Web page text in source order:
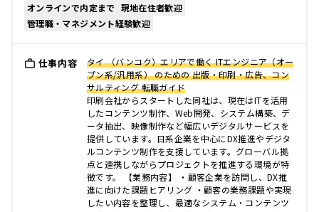
オンラインで内定まで 現地在住者歓迎
管理職・マネジメント経験歓迎
仕事内容
タイ （バンコク）エリアで働く ITエンジニア（オー
プン系/汎用系） のための 出版・印刷・広告、コン
サルティング 転職ガイド
印刷会社からスタートした同社は、現在はITを活用
したコンテンツ制作、Web開発、システム構築、デ
ータ抽出、映像制作など幅広いデジタルサービスを
提供しています。日系企業を中心にDX推進やデジタ
ルコンテンツ制作を支援しています。グローバル拠
点と連携しながらプロジェクトを推進する環境が特
徴です。 【業務内容】 ・顧客企業を訪問し、DX推
進に向けた課題ヒアリング ・顧客の業務課題や実現
したい内容を整理し、最適なシステム・コンテンツ